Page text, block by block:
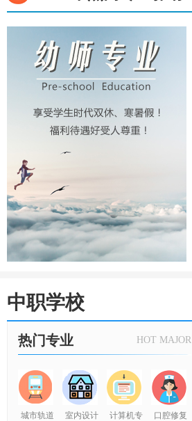
中职学校
热门专业 HOT MAJOR
城市轨道 室内设计 计算机专 口腔修复